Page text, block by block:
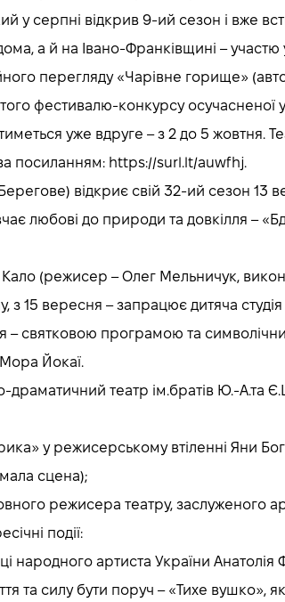
у серпні відкрив 9-ий сезон і вже
а й на Івано-Франківщині – участю
перегляду «Чарівне горище»
фестивалю-конкурсу осучасненої
уже вдруге – з 2 до 5 жовтня.
посиланням: https://surl.lt/auwfhj.
відкриє свій 32-ий сезон 13
любові до природи та довкілля –
(режисер – Олег Мельничук,
15 вересня – запрацює дитяча
– святковою програмою та
Йокаї.
театр ім.братів Ю.-А.та
у режисерському втіленні Яни
сцена);
режисера театру, заслуженого
події:
артиста України Анатолія
та силу бути поруч – «Тихе